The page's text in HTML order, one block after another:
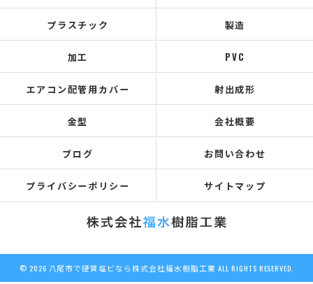
プラスチック 製造
加工 PVC
エアコン配管用カバー 射出成形
金型 会社概要
ブログ お問い合わせ
プライバシーポリシー サイトマップ
© 2026 八尾市で硬質塩ビなら株式会社福水樹脂工業 ALL RIGHTS RESERVED.